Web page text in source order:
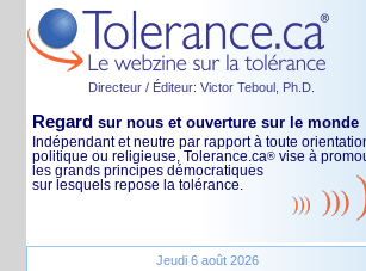
Directeur / Éditeur: Victor Teboul, Ph.D.
Regard sur nous et ouverture sur le monde
Indépendant et neutre par rapport à toute
politique ou religieuse, Tolerance.ca® vise à
les grands principes démocratiques
sur lesquels repose la tolérance.
Jeudi 6 août 2026